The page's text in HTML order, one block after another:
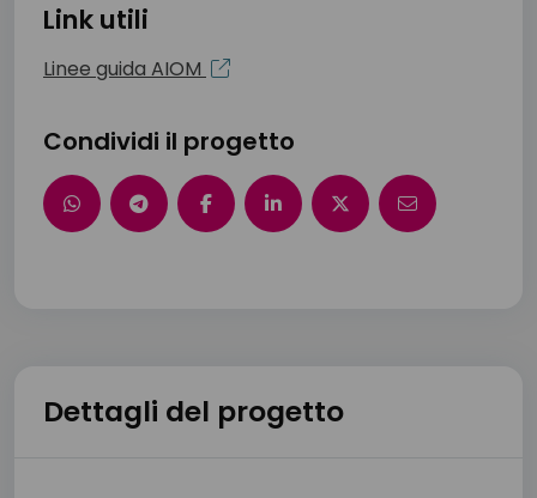
Link utili
Linee guida AIOM
Condividi il progetto
Dettagli del progetto